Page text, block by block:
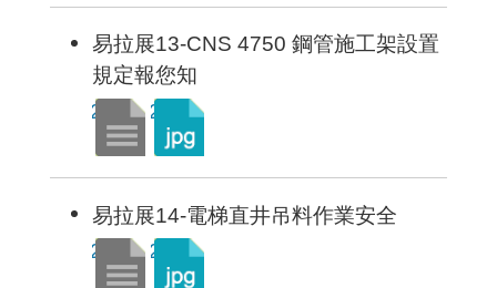
易拉展13-CNS 4750 鋼管施工架設置
規定報您知
易拉展14-電梯直井吊料作業安全